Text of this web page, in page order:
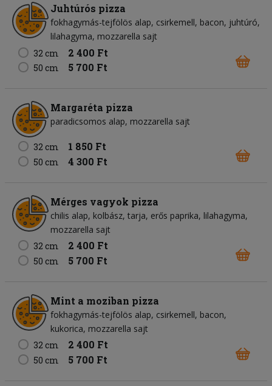
Juhtúrós pizza
fokhagymás-tejfölös alap csirkemell bacon juhtúró
lilahagyma mozzarella sajt
32 cm
2 400 Ft
50 cm 5 700 Ft
Margaréta pizza
paradicsomos alap mozzarella sajt
32 cm 1 850 Ft
50 cm 4 300 Ft
Mérges vagyok pizza
chilis alap kolbász tarja erős paprika lilahagyma
mozzarella sajt
32 cm
2 400 Ft
50 cm 5 700 Ft
Mint a moziban pizza
fokhagymás-tejfölös alap csirkemell bacon
kukorica mozzarella sajt
32 cm
2 400 Ft
50 cm 5 700 Ft